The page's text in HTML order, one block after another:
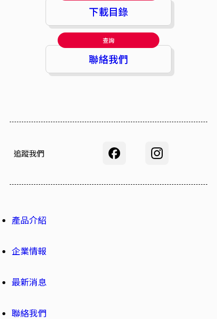
下載目錄
查詢
聯絡我們
產品介紹
企業情報
最新消息
聯絡我們
追蹤我們